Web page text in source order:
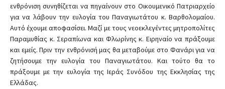
ενθρόνιση συνηθίζεται να πηγαίνουν στο Οικουμενικό Πατριαρχείο
για να λάβουν την ευλογία του Παναγιωτάτου κ. Βαρθολομαίου.
Αυτό έχουμε αποφασίσει. Μαζί με τους νεοεκλεγέντες μητροπολίτες
Παραμυθίας κ. Σεραπίωνα και Φλωρίνης κ. Ειρηναίο να πράξουμε
και εμείς. Πριν την ενθρόνισή μας θα μεταβούμε στο Φανάρι για να
ζητήσουμε την ευλογία του Παναγιωτάτου. Και τούτο θα το
πράξουμε με την ευλογία της Ιεράς Συνόδου της Εκκλησίας της
Ελλάδας.